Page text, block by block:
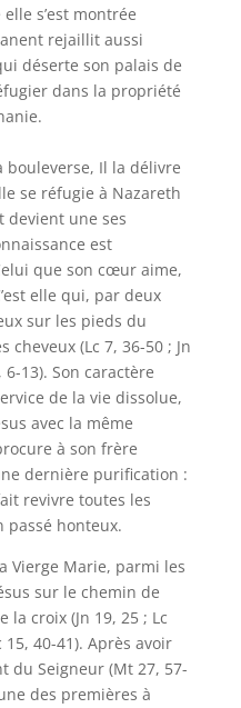
s’est montrée
rejaillit aussi
déserte son palais de
dans la propriété
bouleverse, Il la délivre
se réfugie à Nazareth
devient une ses
est
que son cœur aime,
elle qui, par deux
sur les pieds du
cheveux (Lc 7, 36-50 ; Jn
13). Son caractère
de la vie dissolue,
avec la même
à son frère
dernière purification :
revivre toutes les
passé honteux.
Vierge Marie, parmi les
sur le chemin de
la croix (Jn 19, 25 ; Lc
40-41). Après avoir
du Seigneur (Mt 27, 57-
des premières à